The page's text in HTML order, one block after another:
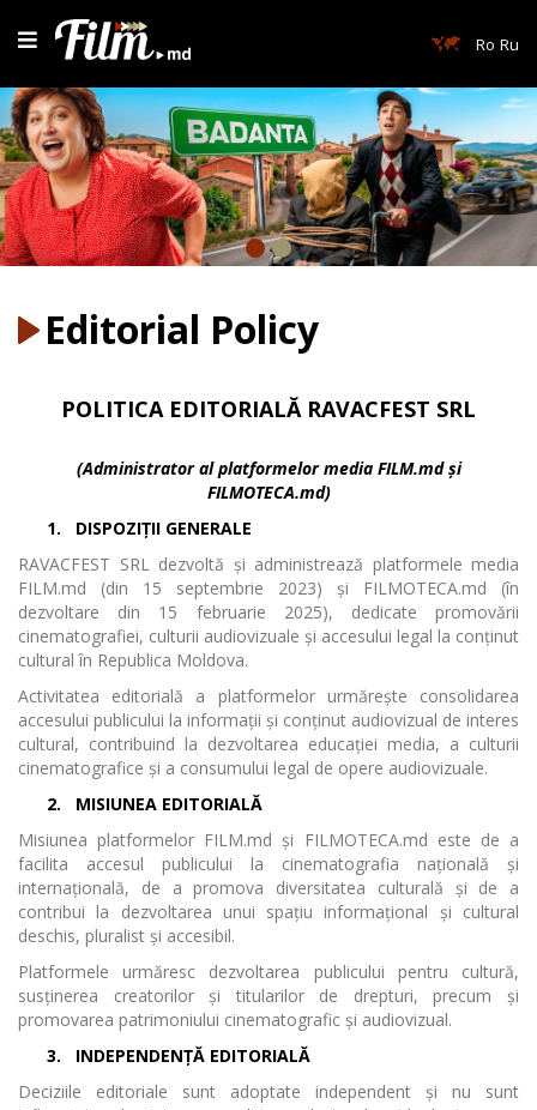
Ro Ru
Editorial Policy
POLITICA EDITORIALĂ RAVACFEST SRL
(Administrator al platformelor media FILM.md și
FILMOTECA.md)
1.
DISPOZIȚII GENERALE
RAVACFEST SRL dezvoltă și administrează platformele media
FILM.md (din 15 septembrie 2023) și FILMOTECA.md (în
dezvoltare din 15 februarie 2025), dedicate promovării
cinematografiei, culturii audiovizuale și accesului legal la conținut
cultural în Republica Moldova.
Activitatea editorială a platformelor urmărește consolidarea
accesului publicului la informații și conținut audiovizual de interes
cultural, contribuind la dezvoltarea educației media, a culturii
cinematografice și a consumului legal de opere audiovizuale.
2.
MISIUNEA EDITORIALĂ
Misiunea platformelor FILM.md și FILMOTECA.md este de a
facilita accesul publicului la cinematografia națională și
internațională, de a promova diversitatea culturală și de a
contribui la dezvoltarea unui spațiu informațional și cultural
deschis, pluralist și accesibil.
Platformele urmăresc dezvoltarea publicului pentru cultură,
susținerea creatorilor și titularilor de drepturi, precum și
promovarea patrimoniului cinematografic și audiovizual.
3.
INDEPENDENȚĂ EDITORIALĂ
Deciziile editoriale sunt adoptate independent și nu sunt